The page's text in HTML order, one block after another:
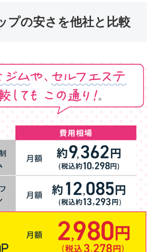
プの安さを他社と比較